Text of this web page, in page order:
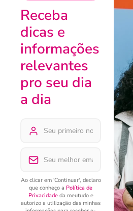
Receba
dicas e
informações
relevantes
pro seu dia
a dia
Ao clicar em 'Continuar', declaro
que conheço a Política de
Privacidadeda meutudo e
autorizo a utilização das minhas